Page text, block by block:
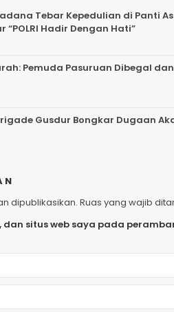
Tebar Kepedulian di Panti
Hadir Dengan Hati”
Pemuda Pasuruan Dibegal
Gusdur Bongkar Dugaan
dipublikasikan. Ruas yang wajib
dan situs web saya pada